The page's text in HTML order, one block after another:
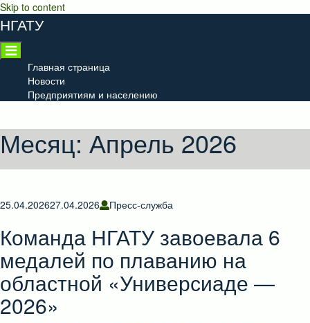
Skip to content
НГАТУ
Главная страница
Новости
Предприятиям и населению
Месяц: Апрель 2026
25.04.202627.04.2026 Пресс-служба
Команда НГАТУ завоевала 6
медалей по плаванию на
областной «Универсиаде —
2026»